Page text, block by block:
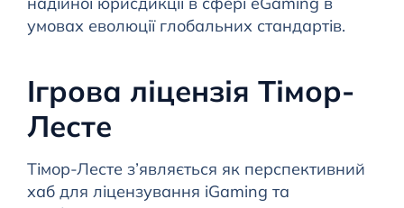
умовах еволюції глобальних стандартів.
Ігрова ліцензія Тімор-
Лесте
Тімор-Лесте з’являється як перспективний
хаб для ліцензування iGaming та